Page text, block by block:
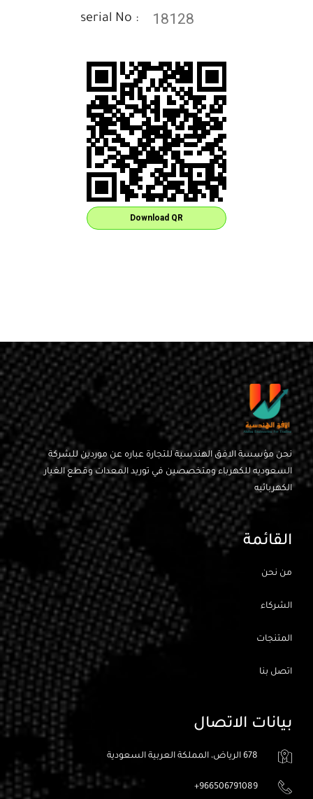
Download QR
serial No : 18128
نحن مؤسسة الافق الهندسية للتجارة عباره عن موردين للشركة
السعوديه للكهرباء ومتخصصين في توريد المعدات وقطع الغيار
الكهربائيه
القائمة
من نحن
الشركاء
المتنجات
اتصل بنا
بيانات الاتصال
678 الرياض، المملكة العربية السعودية
966506791089+